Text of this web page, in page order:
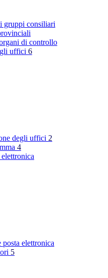
gruppi consiliari
di controllo
uffici 6
degli uffici 2
4
posta elettronica
5